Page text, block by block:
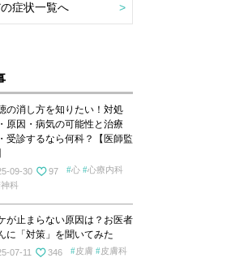
症状一覧へ
の消し方を知りたい！対処
原因・病気の可能性と治療
受診するなら何科？【医師監
09-30 97 心
心療内科
科
が止まらない原因は？お医者
に「対策」を聞いてみた
07-11 346 皮膚 皮膚科